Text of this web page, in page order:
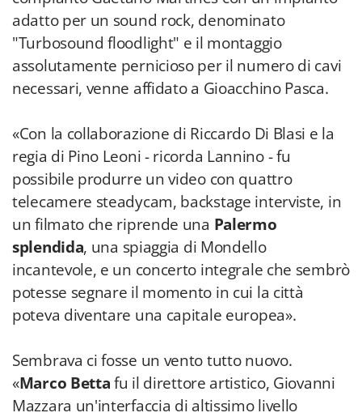
adatto per un sound rock, denominato
"Turbosound floodlight" e il montaggio
assolutamente pernicioso per il numero di cavi
necessari, venne affidato a Gioacchino Pasca.
«Con la collaborazione di Riccardo Di Blasi e la
regia di Pino Leoni - ricorda Lannino - fu
possibile produrre un video con quattro
telecamere steadycam, backstage interviste, in
un filmato che riprende una Palermo
splendida, una spiaggia di Mondello
incantevole, e un concerto integrale che sembrò
potesse segnare il momento in cui la città
poteva diventare una capitale europea».
Sembrava ci fosse un vento tutto nuovo.
«Marco Bettafu il direttore artistico, Giovanni
Mazzara un'interfaccia di altissimo livello